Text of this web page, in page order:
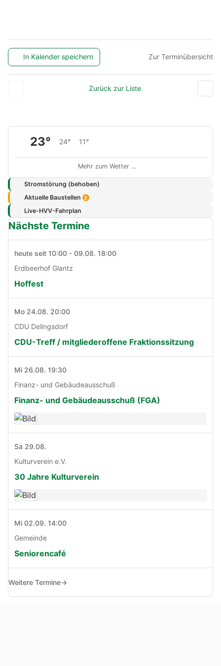
In Kalender speichern Zur Terminübersicht
Zurück zur Liste
23° 24° 11°
Mehr zum Wetter …
Stromstörung (behoben)
Aktuelle Baustellen 3
Live-HVV-Fahrplan
Nächste Termine
heute seit 10:00 - 09.08. 18:00
Erdbeerhof Glantz
Hoffest
Mo 24.08. 20:00
CDU Delingsdorf
CDU-Treff / mitgliederoffene Fraktionssitzung
Mi 26.08. 19:30
Finanz- und Gebäudeausschuß
Finanz- und Gebäudeausschuß (FGA)
Sa 29.08.
Kulturverein e.V.
30 Jahre Kulturverein
Mi 02.09. 14:00
Gemeinde
Seniorencafé
Weitere Termine→